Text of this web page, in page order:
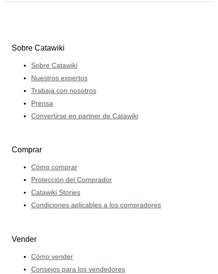
Sobre Catawiki
Sobre Catawiki
Nuestros expertos
Trabaja con nosotros
Prensa
Convertirse en partner de Catawiki
Comprar
Cómo comprar
Protección del Comprador
Catawiki Stories
Condiciones aplicables a los compradores
Vender
Cómo vender
Consejos para los vendedores